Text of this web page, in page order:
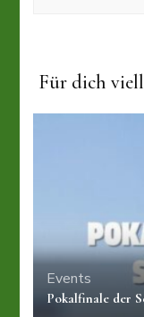
Für dich
Events
Pokalfinale der